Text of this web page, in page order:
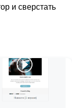
и сверстать